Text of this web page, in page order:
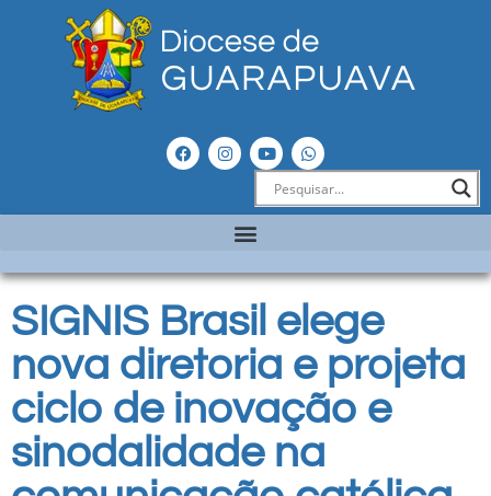
SIGNIS Brasil elege
nova diretoria e projeta
ciclo de inovação e
sinodalidade na